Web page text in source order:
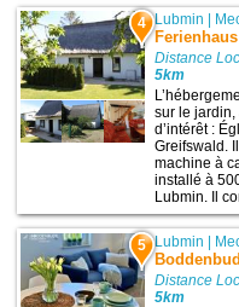
4 Lubmin
Distance
5km
sur le
d’intérêt :
Greifswald.
machine à
installé à
Lubmin. Il
5 Lubmin |
Distance
5km